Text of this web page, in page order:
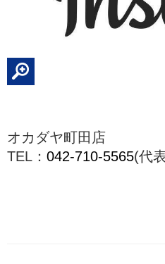
オカダヤ町田店
TEL： 042-710-5565(代